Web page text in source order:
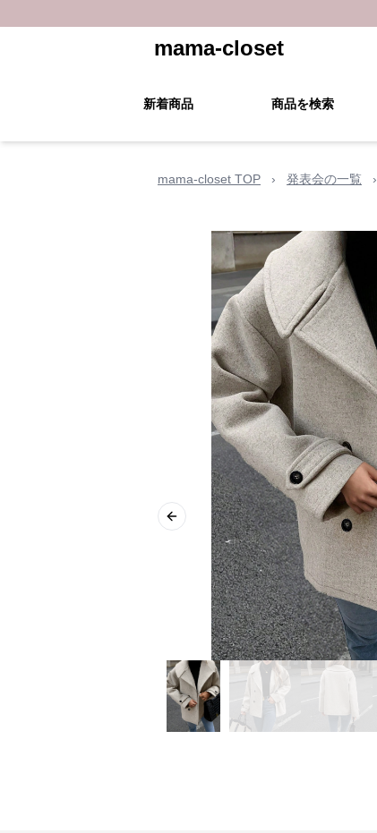
mama-closet
新着商品 商品を検索
mama-closet TOP › 発表会の一覧 ›
Previous slide